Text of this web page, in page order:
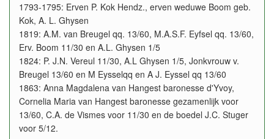
1793-1795: Erven P. Kok Hendz., erven weduwe Boom geb.
Kok, A. L. Ghysen
1819: A.M. van Breugel qq. 13/60, M.A.S.F. Eyfsel qq. 13/60,
Erv. Boom 11/30 en A.L. Ghysen 1/5
1824: P. J.N. Vereul 11/30, A.L Ghysen 1/5, Jonkvrouw v.
Breugel 13/60 en M Eysselqq en A J. Eyssel qq 13/60
1863: Anna Magdalena van Hangest baronesse d'Yvoy,
Cornelia Maria van Hangest baronesse gezamenlijk voor
13/60, C.A. de Vismes voor 11/30 en de boedel J.C. Stuger
voor 5/12.